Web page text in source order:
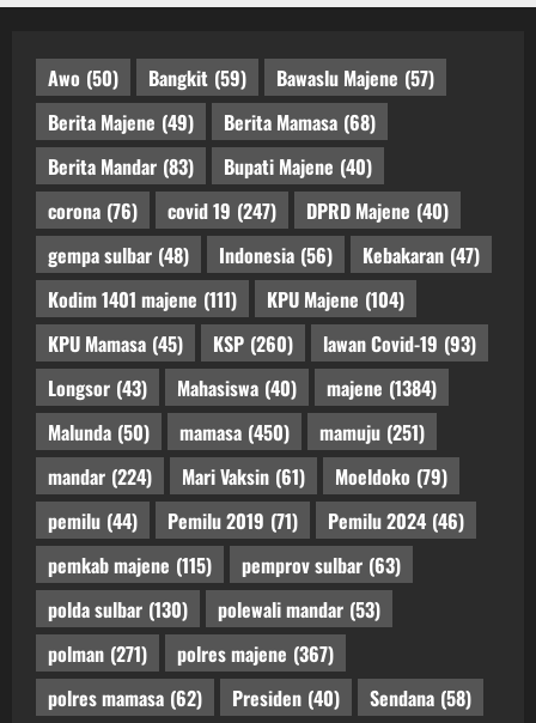
Awo (50) Bangkit (59) Bawaslu Majene (57)
Berita Majene (49) Berita Mamasa (68)
Berita Mandar (83) Bupati Majene (40)
corona (76) covid 19 (247) DPRD Majene (40)
gempa sulbar (48) Indonesia (56) Kebakaran (47)
Kodim 1401 majene (111) KPU Majene (104)
KPU Mamasa (45) KSP (260) lawan Covid-19 (93)
Longsor (43) Mahasiswa (40) majene (1384)
Malunda (50) mamasa (450) mamuju (251)
mandar (224) Mari Vaksin (61) Moeldoko (79)
pemilu (44) Pemilu 2019 (71) Pemilu 2024 (46)
pemkab majene (115) pemprov sulbar (63)
polda sulbar (130) polewali mandar (53)
polman (271) polres majene (367)
polres mamasa (62) Presiden (40) Sendana (58)